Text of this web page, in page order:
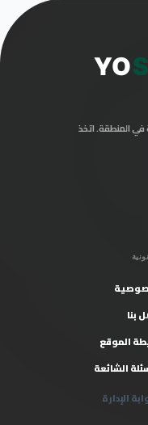
YO
في المنطقة. اتخذ
بنا
الموقع
الشائعة
الإدارة